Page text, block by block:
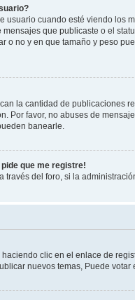
usuario cuando esté viendo
que publicaste o el
no y en que tamaño y peso
la cantidad de publicaciones
Por favor, no abuses de
banearle.
que me registre!
del foro, si la
clic en el enlace de
nuevos temas, Puede votar